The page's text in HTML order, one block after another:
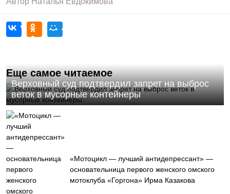
Еще самое читаемое
Верховный суд подтвердил запрет на выброс
веток в мусорные контейнеры
«Мотоцикл — лучший антидепрессант» —
основательница первого женского омского
мотоклуба «Горгона» Ирма Казакова